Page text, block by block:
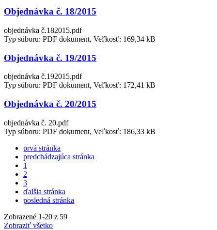
Objednávka č. 18/2015
objednávka č.182015.pdf
Typ súboru: PDF dokument, Veľkosť: 169,34 kB
Objednávka č. 19/2015
objednávka č.192015.pdf
Typ súboru: PDF dokument, Veľkosť: 172,41 kB
Objednávka č. 20/2015
objednávka č. 20.pdf
Typ súboru: PDF dokument, Veľkosť: 186,33 kB
prvá stránka
predchádzajúca stránka
1
2
3
ďalšia stránka
posledná stránka
Zobrazené 1-20 z 59
Zobraziť všetko